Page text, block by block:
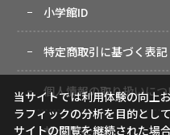
小学館ID
特定商取引に基づく表記
個人情報の取り扱いに
サイトマップ
当サイトでは利用体験の向上
ラフィックの分析を目的とし
サイトの閲覧を継続された場